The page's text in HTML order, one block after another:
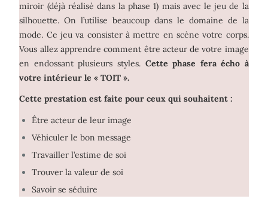
miroir (déjà réalisé dans la phase 1) mais avec le jeu de la
silhouette. On l’utilise beaucoup dans le domaine de la
mode. Ce jeu va consister à mettre en scène votre corps.
Vous allez apprendre comment être acteur de votre image
en endossant plusieurs styles. Cette phase fera écho à
votre intérieur le « TOIT ».
Cette prestation est faite pour ceux qui souhaitent :
Être acteur de leur image
Véhiculer le bon message
Travailler l’estime de soi
Trouver la valeur de soi
Savoir se séduire